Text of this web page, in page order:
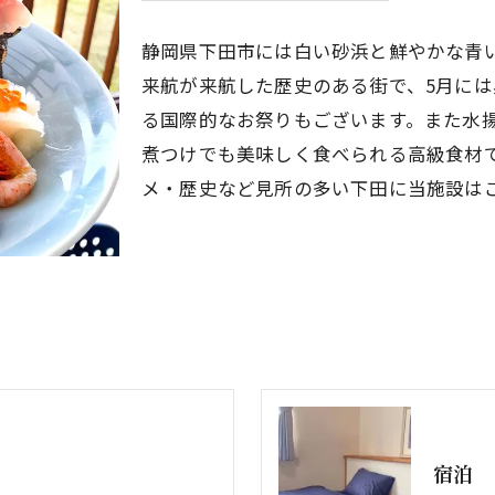
静岡県下田市には白い砂浜と鮮やかな青
来航が来航した歴史のある街で、5月に
る国際的なお祭りもございます。また
煮つけでも美味しく食べられる高級食
メ・歴史など見所の多い下田に当施設は
宿泊